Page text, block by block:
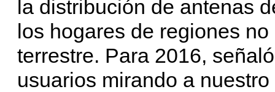
la distribución de antenas
los hogares de regiones
terrestre. Para 2016,
usuarios mirando a